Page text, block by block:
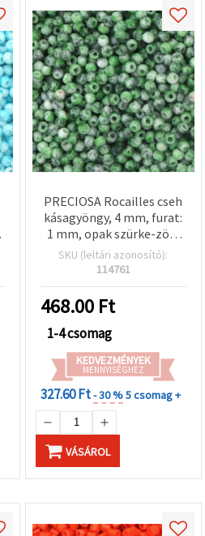
PRECIOSA Rocailles cseh
kásagyöngy, 4 mm, furat:
1 mm, opak szürke-zöld
melanzs, 10 g (~160 db)
SKU (leltári azonosító):
114761
468.00 Ft
1-4 csomag
KEDVEZMÉNYEK
MENNYISÉGHEZ
327.60 Ft- 30 %5 csomag +
VÁSÁROL